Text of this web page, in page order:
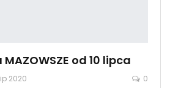
od 10 lipca
2020 0